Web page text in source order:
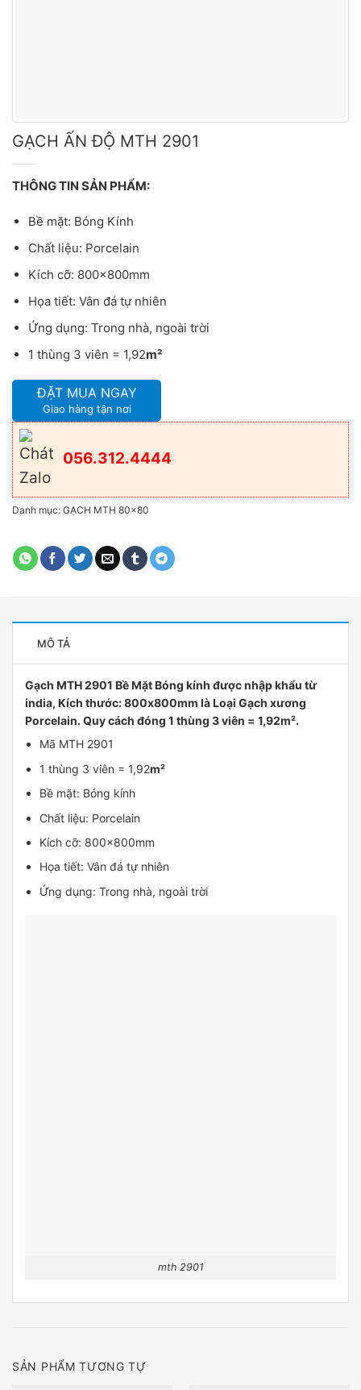
GẠCH ẤN ĐỘ MTH 2901
THÔNG TIN SẢN PHẨM:
Bề mặt: Bóng Kính
Chất liệu: Porcelain
Kích cỡ: 800x800mm
Họa tiết: Vân đá tự nhiên
Ứng dụng: Trong nhà, ngoài trời
1 thùng 3 viên = 1,92m²
ĐẶT MUA NGAY
Giao hàng tận nơi
056.312.4444
Danh mục: GẠCH MTH 80x80
MÔ TẢ
Gạch MTH 2901 Bề Mặt Bóng kính được nhập khẩu từ
india, Kích thước: 800x800mm là Loại Gạch xương
Porcelain. Quy cách đóng 1 thùng 3 viên = 1,92m².
Mã MTH 2901
1 thùng 3 viên = 1,92m²
Bề mặt: Bóng kính
Chất liệu: Porcelain
Kích cỡ: 800x800mm
Họa tiết: Vân đá tự nhiên
Ứng dụng: Trong nhà, ngoài trời
mth 2901
SẢN PHẨM TƯƠNG TỰ